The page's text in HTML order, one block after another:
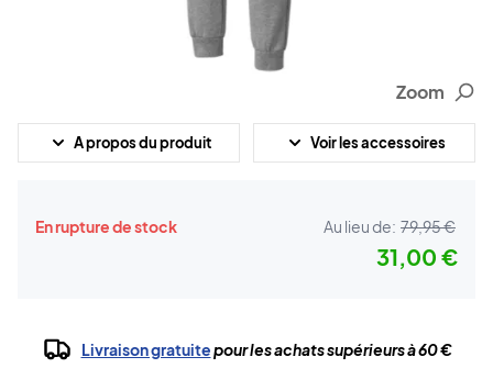
Zoom
A propos du produit Voir les accessoires
En rupture de stock Au lieu de: 79,95 €
31,00 €
Livraison gratuitepour les achats supérieurs à 60 €